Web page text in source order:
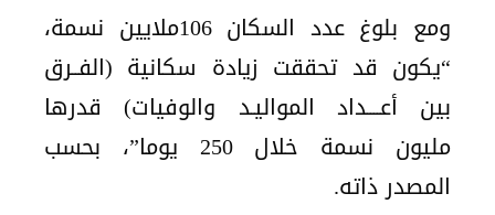
ومع بلوغ عدد السكان 106ملايين نسمة،
“يكون قد تحققت زيادة سكانية (الفــرق
بين أعــــداد المواليـد والوفيات) قدرها
مليون نسمة خلال 250 يوما”، بحسب
المصدر ذاته.